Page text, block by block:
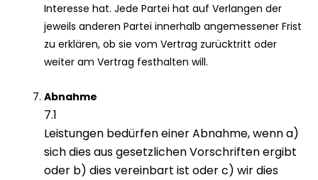
Interesse hat. Jede Partei hat auf Verlangen der
jeweils anderen Partei innerhalb angemessener Frist
zu erklären, ob sie vom Vertrag zurücktritt oder
weiter am Vertrag festhalten will.
Abnahme
7.1
Leistungen bedürfen einer Abnahme, wenn a)
sich dies aus gesetzlichen Vorschriften ergibt
oder b) dies vereinbart ist oder c) wir dies